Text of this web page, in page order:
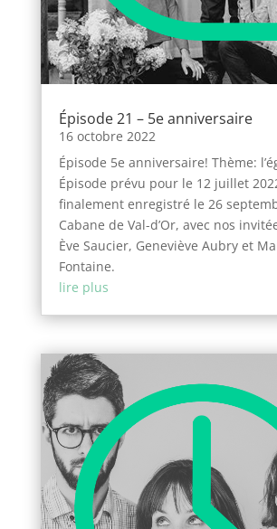
Épisode 21 – 5e anniversaire
16 octobre 2022
Épisode 5e anniversaire! Thème:
Épisode prévu pour le 12 juillet
finalement enregistré le 26
Cabane de Val-d’Or, avec nos
Ève Saucier, Geneviève Aubry et
Fontaine.
lire plus